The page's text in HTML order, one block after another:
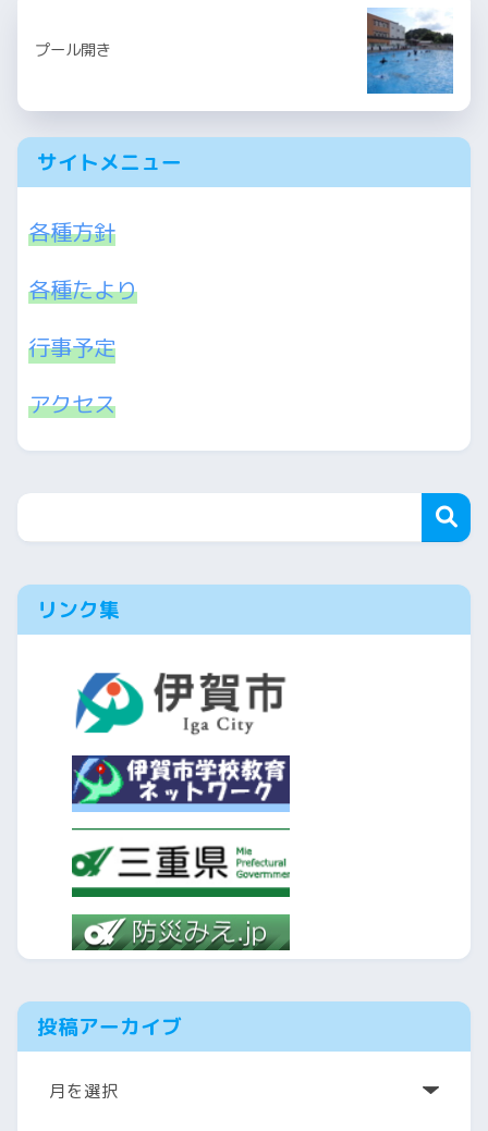
プール開き
サイトメニュー
各種方針
各種たより
行事予定
アクセス
リンク集
投稿アーカイブ
ア